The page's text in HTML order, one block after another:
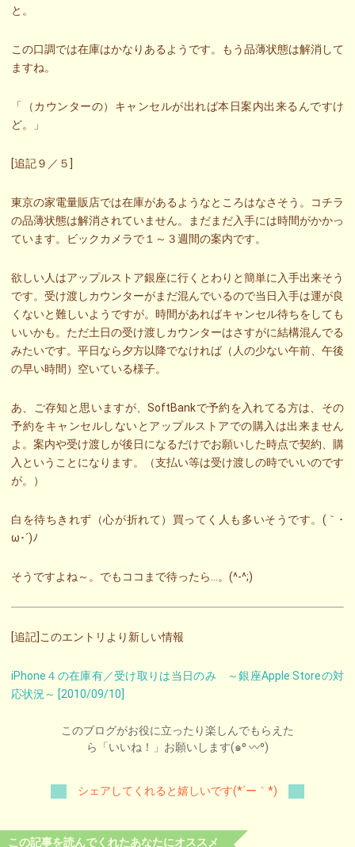
と。
この口調では在庫はかなりあるようです。もう品薄状態は解消して
ますね。
「（カウンターの）キャンセルが出れば本日案内出来るんですけ
ど。」
[追記９／５]
東京の家電量販店では在庫があるようなところはなさそう。コチラ
の品薄状態は解消されていません。まだまだ入手には時間がかかっ
ています。ビックカメラで１～３週間の案内です。
欲しい人はアップルストア銀座に行くとわりと簡単に入手出来そう
です。受け渡しカウンターがまだ混んでいるので当日入手は運が良
くないと難しいようですが。時間があればキャンセル待ちをしても
いいかも。ただ土日の受け渡しカウンターはさすがに結構混んでる
みたいです。平日なら夕方以降でなければ（人の少ない午前、午後
の早い時間）空いている様子。
あ、ご存知と思いますが、SoftBankで予約を入れてる方は、その
予約をキャンセルしないとアップルストアでの購入は出来ません
よ。案内や受け渡しが後日になるだけでお願いした時点で契約、購
入ということになります。（支払い等は受け渡しの時でいいのです
が。）
白を待ちきれず（心が折れて）買ってく人も多いそうです。(｀･
ω･´)ﾉ
そうですよね～。でもココまで待ったら…。(^-^;)
[追記]このエントリより新しい情報
iPhone４の在庫有／受け取りは当日のみ ～銀座Apple Storeの対
応状況～ [2010/09/10]
このブログがお役に立ったり楽しんでもらえた
ら「いいね！」お願いします(๑⁰ 〰⁰)
シェアしてくれると嬉しいです(*´ー｀*)
この記事を読んでくれたあなたにオススメ